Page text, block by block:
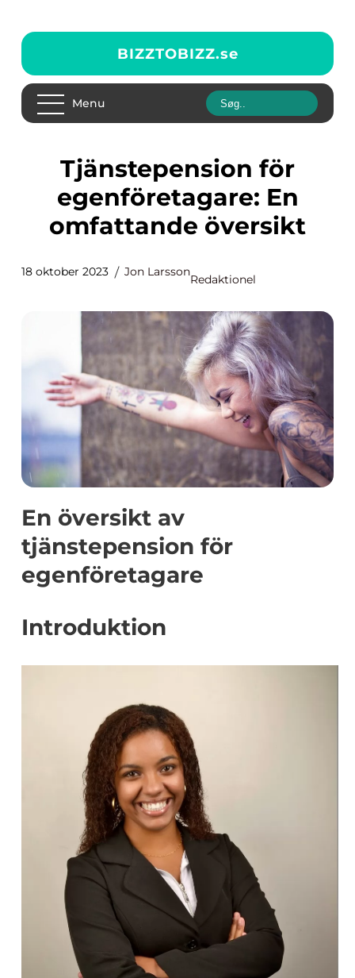
BIZZTOBIZZ.se
Menu
Tjänstepension för
egenföretagare: En
omfattande översikt
18 oktober 2023 Jon Larsson
Redaktionel
En översikt av
tjänstepension för
egenföretagare
Introduktion